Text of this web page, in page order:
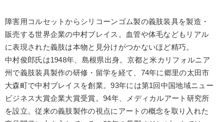
障害用コルセットからシリコーンゴム製の義肢装具を製造・
販売する世界企業の中村ブレイス。血管や体毛などもリアル
に表現された義肢は本物と見分けがつかないほど精巧。
中村俊郎氏は1948年、島根県出身。京都と米カリフォルニア
州で義肢装具製作の研修・留学を経て、74年に郷里の太田市
大森町で中村ブレイスを創業。93年には第1回中国地域ニュー
ビジネス大賞企業大賞受賞。94年、メディカルアート研究所
を設立。従来の義肢製作の視点にアートの概念を取り入れた